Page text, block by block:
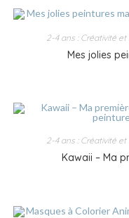
2-4 ans : Créativité et
Mes jolies
2-4 ans : Créativité et
Kawaii – Ma